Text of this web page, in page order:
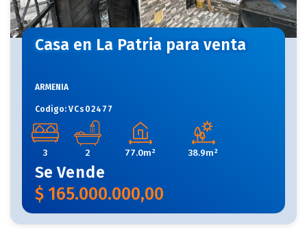
Casa en La Patria para venta
ARMENIA
Codigo: VCs02477
3 2 77.0m² 38.9m²
Se Vende
$ 165.000.000,00